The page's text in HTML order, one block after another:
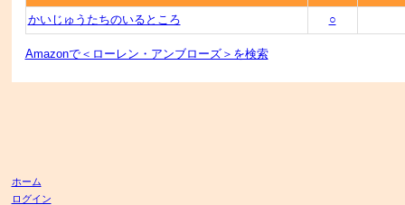
かいじゅうたちのいるところ ○
Amazonで＜ローレン・アンブローズ＞を検索
ホーム
ログイン